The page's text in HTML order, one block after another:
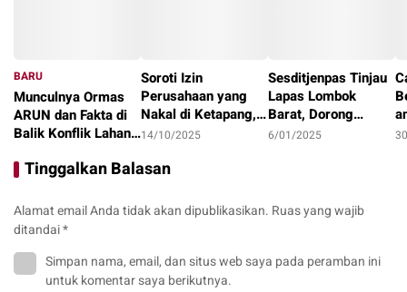
BARU
Munculnya Ormas
ARUN dan Fakta di
Balik Konflik Lahan
Soroti Izin
Perusahaan yang
Nakal di Ketapang,
LAKI : Lahan Jadi
Tanggung Jawab?
14/10/2025
Sesditjenpas Tinjau
Lapas Lombok
Barat, Dorong
Optimalisasi
6/01/2025
Tinggalkan Balasan
Alamat email Anda tidak akan dipublikasikan. Ruas yang wajib
ditandai*
Simpan nama, email, dan situs web saya pada peramban ini
untuk komentar saya berikutnya.